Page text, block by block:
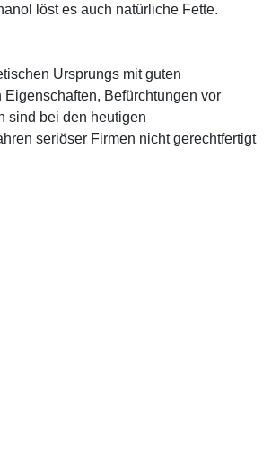
löst es auch natürliche Fette.
Ursprungs mit guten
Eigenschaften, Befürchtungen vor
sind bei den heutigen
seriöser Firmen nicht gerechtfertigt